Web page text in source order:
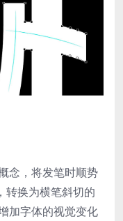
念，将发笔时顺势
转换为横笔斜切的
加字体的视觉变化